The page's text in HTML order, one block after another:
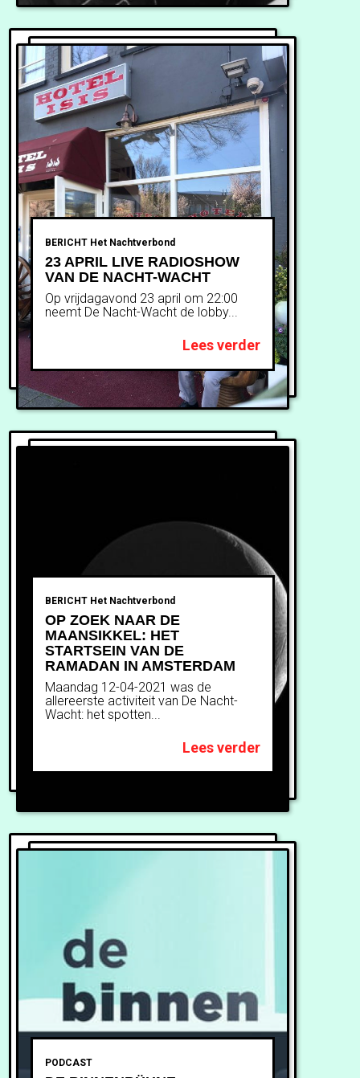
BERICHT Het Nachtverbond
23 APRIL LIVE RADIOSHOW
VAN DE NACHT-WACHT
Op vrijdagavond 23 april om 22:00
neemt De Nacht-Wacht de lobby...
Lees verder
BERICHT Het Nachtverbond
OP ZOEK NAAR DE
MAANSIKKEL: HET
STARTSEIN VAN DE
RAMADAN IN AMSTERDAM
Maandag 12-04-2021 was de
allereerste activiteit van De Nacht-
Wacht: het spotten...
Lees verder
PODCAST